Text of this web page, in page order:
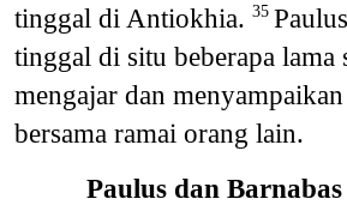
tinggal di Antiokhia. 35
tinggal di situ beberapa lama
mengajar dan
bersama ramai orang lain.
Paulus dan